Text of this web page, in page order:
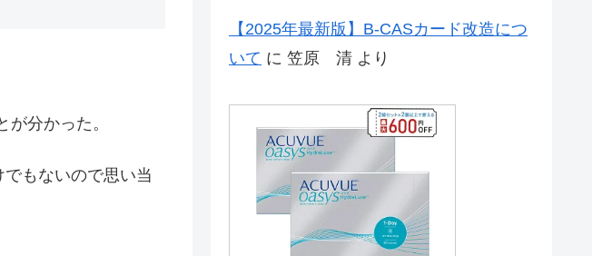
分かった。
もないので思い当
【2025年最新版】B-CASカード改造につ
いて に 笠原 清 より